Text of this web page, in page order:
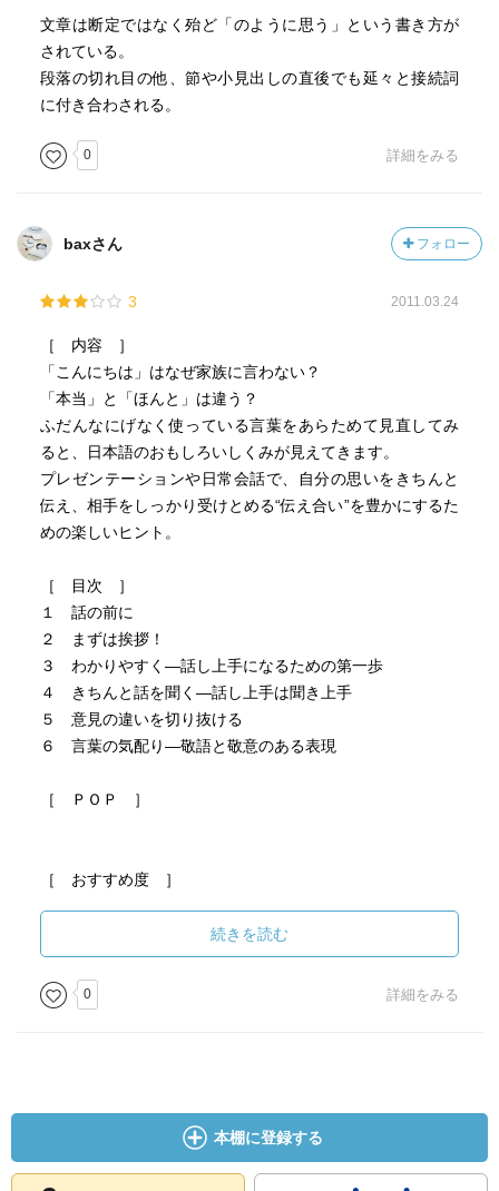
文章は断定ではなく殆ど「のように思う」という書き方が
されている。
段落の切れ目の他、節や小見出しの直後でも延々と接続詞
に付き合わされる。
0 詳細をみる
baxさん フォロー
3 2011.03.24
［ 内容 ］
「こんにちは」はなぜ家族に言わない？
「本当」と「ほんと」は違う？
ふだんなにげなく使っている言葉をあらためて見直してみ
ると、日本語のおもしろいしくみが見えてきます。
プレゼンテーションや日常会話で、自分の思いをきちんと
伝え、相手をしっかり受けとめる“伝え合い”を豊かにするた
めの楽しいヒント。
［ 目次 ］
１ 話の前に
２ まずは挨拶！
３ わかりやすく―話し上手になるための第一歩
４ きちんと話を聞く―話し上手は聞き上手
５ 意見の違いを切り抜ける
６ 言葉の気配り―敬語と敬意のある表現
［ ＰＯＰ ］
［ おすすめ度 ］
☆☆☆☆☆☆☆ おすすめ度
☆☆☆☆☆☆☆ 文章
☆☆☆☆☆☆☆ ストーリー
☆☆☆☆☆☆☆ メッセージ性
［ 関連図書 ］
続きを読む
0 詳細をみる
本棚に登録する